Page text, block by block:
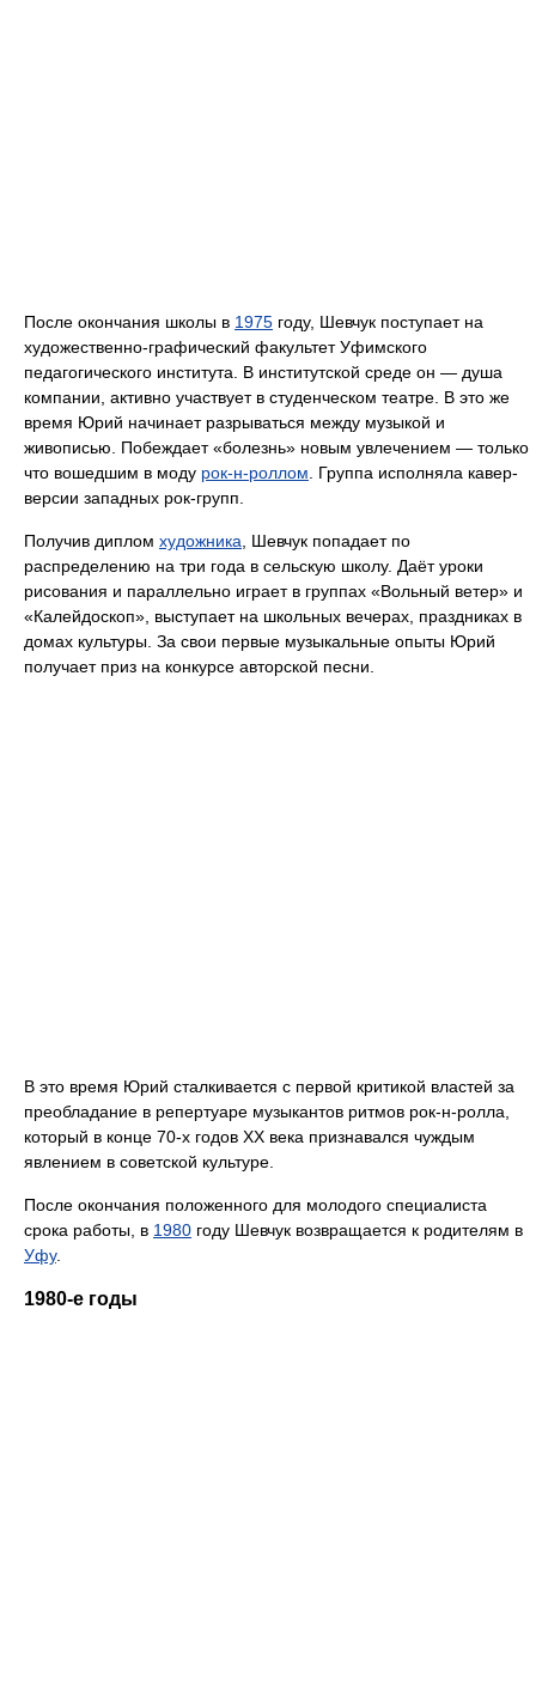
После окончания школы в 1975 году, Шевчук поступает на
художественно-графический факультет Уфимского
педагогического института. В институтской среде он — душа
компании, активно участвует в студенческом театре. В это же
время Юрий начинает разрываться между музыкой и
живописью. Побеждает «болезнь» новым увлечением — только
что вошедшим в моду рок-н-роллом . Группа исполняла кавер-
версии западных рок-групп.
Получив диплом художника , Шевчук попадает по
распределению на три года в сельскую школу. Даёт уроки
рисования и параллельно играет в группах «Вольный ветер» и
«Калейдоскоп», выступает на школьных вечерах, праздниках в
домах культуры. За свои первые музыкальные опыты Юрий
получает приз на конкурсе авторской песни.
В это время Юрий сталкивается с первой критикой властей за
преобладание в репертуаре музыкантов ритмов рок-н-ролла,
который в конце 70-х годов XX века признавался чуждым
явлением в советской культуре.
После окончания положенного для молодого специалиста
срока работы, в 1980 году Шевчук возвращается к родителям в
Уфу.
1980-е годы